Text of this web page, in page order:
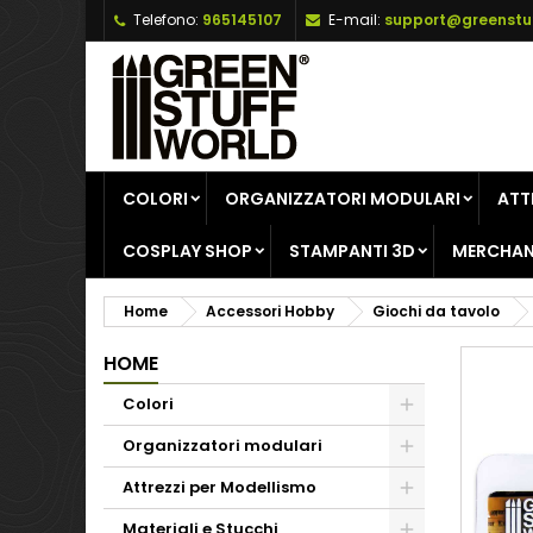
Telefono: 965145107 E-mail:
COLORI ORGANIZZATORI MODULARI
COSPLAY SHOP STAMPANTI 3D
Home Accessori Hobby Giochi da tavolo
HOME
Colori
Organizzatori modulari
Attrezzi per Modellismo